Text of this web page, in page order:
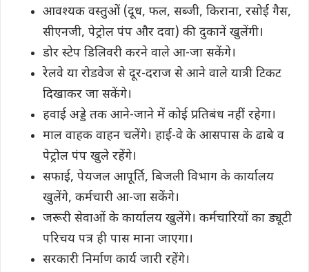
आवश्यक वस्तुओं (दूध, फल, सब्जी, किराना, रसोई गैस,
सीएनजी, पेट्रोल पंप और दवा) की दुकानें खुलेंगी।
डोर स्टेप डिलिवरी करने वाले आ-जा सकेंगे।
रेलवे या रोडवेज से दूर-दराज से आने वाले यात्री टिकट
दिखाकर जा सकेंगे।
हवाई अड्डे तक आने-जाने में कोई प्रतिबंध नहीं रहेगा।
माल वाहक वाहन चलेंगे। हाई-वे के आसपास के ढाबे व
पेट्रोल पंप खुले रहेंगे।
सफाई, पेयजल आपूर्ति, बिजली विभाग के कार्यालय
खुलेंगे, कर्मचारी आ-जा सकेंगे।
जरूरी सेवाओं के कार्यालय खुलेंगे। कर्मचारियों का ड्यूटी
परिचय पत्र ही पास माना जाएगा।
सरकारी निर्माण कार्य जारी रहेंगे।